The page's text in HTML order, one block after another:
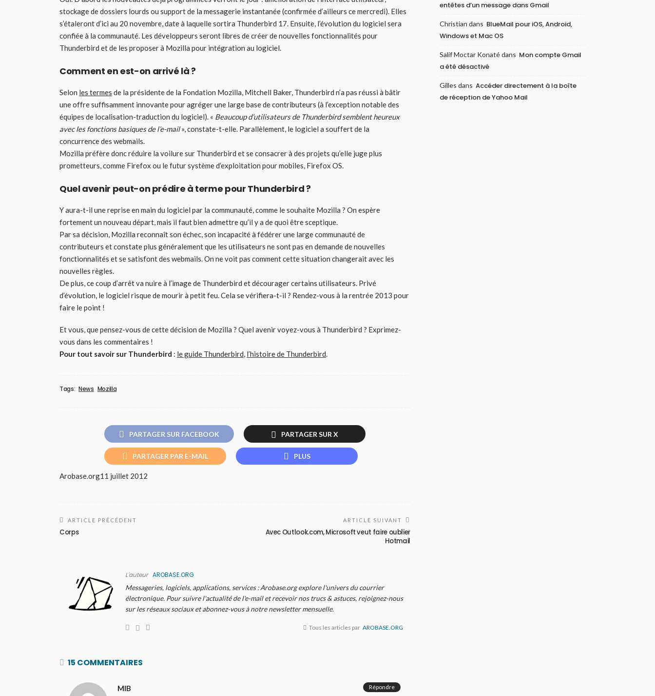
stockage de dossiers lourds ou support de la messagerie instantanée (confirmée d’ailleurs ce mercredi). Elles
s’étaleront d’ici au 20 novembre, date à laquelle sortira Thunderbird 17. Ensuite, l’évolution du logiciel sera
confiée à la communauté. Les développeurs seront libres de créer de nouvelles fonctionnalités pour
Thunderbird et de les proposer à Mozilla pour intégration au logiciel.
Comment en est-on arrivé là ?
Selon les termes de la présidente de la Fondation Mozilla, Mitchell Baker, Thunderbird n’a pas réussi à bâtir
une offre suffisamment innovante pour agréger une large base de contributeurs (à l’exception notable des
équipes de localisation-traduction du logiciel). « Beaucoup d’utilisateurs de Thunderbird semblent heureux
avec les fonctions basiques de l’e-mail», constate-t-elle. Parallèlement, le logiciel a souffert de la
concurrence des webmails.
Mozilla préfère donc réduire la voilure sur Thunderbird et se consacrer à des projets qu’elle juge plus
prometteurs, comme Firefox ou le futur système d’exploitation pour mobiles, Firefox OS.
Quel avenir peut-on prédire à terme pour Thunderbird ?
Y aura-t-il une reprise en main du logiciel par la communauté, comme le souhaite Mozilla ? On espère
fortement un nouveau départ, mais il faut bien admettre qu’il y a de quoi être sceptique.
Par sa décision, Mozilla reconnaît son échec, son incapacité à fédérer une large communauté de
contributeurs et constate plus généralement que les utilisateurs ne sont pas en demande de nouvelles
fonctionnalités et se satisfont des webmails. On ne voit pas comment cette situation changerait avec les
nouvelles règles.
De plus, ce coup d’arrêt va nuire à l’image de Thunderbird et décourager certains utilisateurs. Privé
d’évolution, le logiciel risque de mourir à petit feu. Cela se vérifiera-t-il ? Rendez-vous à la rentrée 2013 pour
faire le point !
Et vous, que pensez-vous de cette décision de Mozilla ? Quel avenir voyez-vous à Thunderbird ? Exprimez-
vous dans les commentaires !
Pour tout savoir sur Thunderbird : le guide Thunderbird, l’histoire de Thunderbird.
Tags: News Mozilla
PARTAGER SUR FACEBOOK PARTAGER SUR X
PARTAGER PAR E-MAIL PLUS
Arobase.org11 juillet 2012
ARTICLE PRÉCÉDENT
Corps
ARTICLE SUIVANT
Avec Outlook.com, Microsoft veut faire oublier
Hotmail
L'auteur AROBASE.ORG
Messageries, logiciels, applications, services : Arobase.org explore l'univers du courrier
électronique. Pour suivre l'actualité de l'e-mail et recevoir nos trucs & astuces, rejoignez-nous
sur les réseaux sociaux et abonnez-vous à notre newsletter mensuelle.
Tous les articles par AROBASE.ORG
15 COMMENTAIRES
MIB Répondre
entêtes d’un message dans Gmail
Christian dans BlueMail pour iOS, Android,
Windows et Mac OS
Salif Moctar Konatédans Mon compte Gmail
a été désactivé
Gilles dans Accéder directement à la boîte
de réception de Yahoo Mail